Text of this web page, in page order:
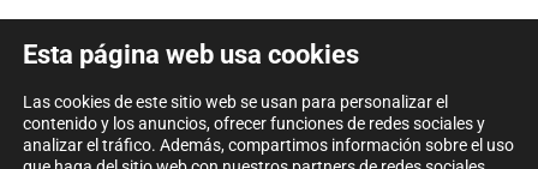
Esta página web usa cookies
Las cookies de este sitio web se usan para personalizar el
contenido y los anuncios, ofrecer funciones de redes sociales y
analizar el tráfico. Además, compartimos información sobre el uso